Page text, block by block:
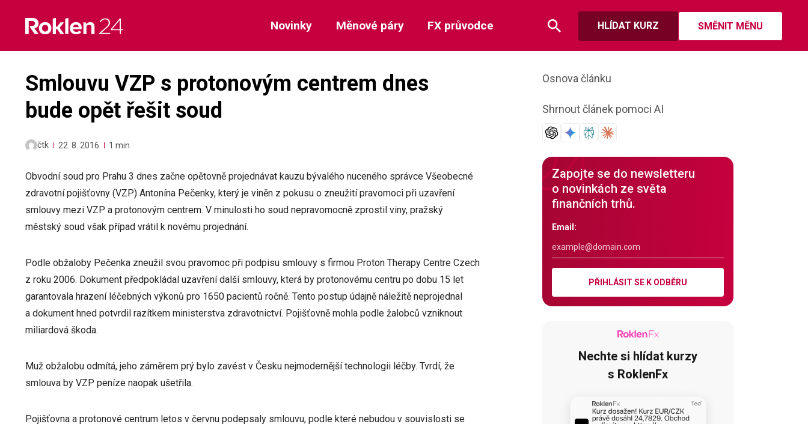
content
HLÍDAT KURZ SMĚNIT MĚNU
Novinky Měnové páry FX průvodce
Smlouvu VZP s protonovým centrem dnes
bude opět řešit soud
čtk 22. 8. 2016 1 min
Obvodní soud pro Prahu 3 dnes začne opětovně projednávat kauzu bývalého nuceného správce Všeobecné
zdravotní pojišťovny (VZP) Antonína Pečenky, který je viněn z pokusu o zneužití pravomoci při uzavření
smlouvy mezi VZP a protonovým centrem. V minulosti ho soud nepravomocně zprostil viny, pražský
městský soud však případ vrátil k novému projednání.
Podle obžaloby Pečenka zneužil svou pravomoc při podpisu smlouvy s firmou Proton Therapy Centre Czech
z roku 2006. Dokument předpokládal uzavření další smlouvy, která by protonovému centru po dobu 15 let
garantovala hrazení léčebných výkonů pro 1650 pacientů ročně. Tento postup údajně náležitě neprojednal
a dokument hned potvrdil razítkem ministerstva zdravotnictví. Pojišťovně mohla podle žalobců vzniknout
miliardová škoda.
Muž obžalobu odmítá, jeho záměrem prý bylo zavést v Česku nejmodernější technologii léčby. Tvrdí, že
smlouva by VZP peníze naopak ušetřila.
Pojišťovna a protonové centrum letos v červnu podepsaly smlouvu, podle které nebudou v souvislosti se
Osnova článku
Shrnout článek pomoci AI
Zapojte se do newsletteru
o novinkách ze světa
finančních trhů.
Email:
PŘIHLÁSIT SE K ODBĚRU
Nechte si hlídat kurzy
s RoklenFx